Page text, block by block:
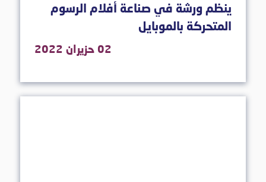
ينظم ورشة في صناعة أفلام الرسوم
المتحركة بالموبايل
02 حزيران 2022